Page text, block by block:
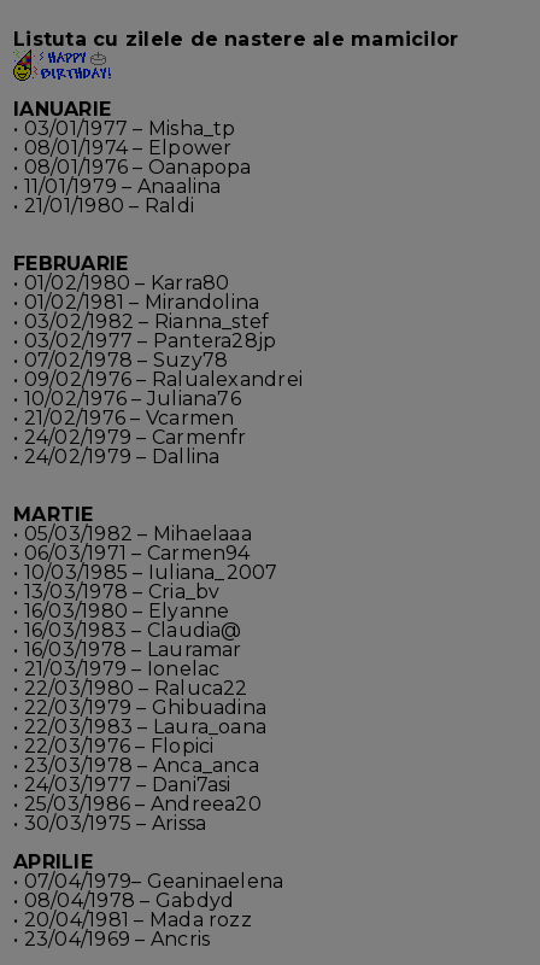
Listuta cu zilele de nastere ale mamicilor
IANUARIE
• 03/01/1977 – Misha_tp
• 08/01/1974 – Elpower
• 08/01/1976 – Oanapopa
• 11/01/1979 – Anaalina
• 21/01/1980 – Raldi
FEBRUARIE
• 01/02/1980 – Karra80
• 01/02/1981 – Mirandolina
• 03/02/1982 – Rianna_stef
• 03/02/1977 – Pantera28jp
• 07/02/1978 – Suzy78
• 09/02/1976 – Ralualexandrei
• 10/02/1976 – Juliana76
• 21/02/1976 – Vcarmen
• 24/02/1979 – Carmenfr
• 24/02/1979 – Dallina
MARTIE
• 05/03/1982 – Mihaelaaa
• 06/03/1971 – Carmen94
• 10/03/1985 – Iuliana_2007
• 13/03/1978 – Cria_bv
• 16/03/1980 – Elyanne
• 16/03/1983 – Claudia@
• 16/03/1978 – Lauramar
• 21/03/1979 – Ionelac
• 22/03/1980 – Raluca22
• 22/03/1979 – Ghibuadina
• 22/03/1983 – Laura_oana
• 22/03/1976 – Flopici
• 23/03/1978 – Anca_anca
• 24/03/1977 – Dani7asi
• 25/03/1986 – Andreea20
• 30/03/1975 – Arissa
APRILIE
• 07/04/1979– Geaninaelena
• 08/04/1978 – Gabdyd
• 20/04/1981 – Mada rozz
• 23/04/1969 – Ancris